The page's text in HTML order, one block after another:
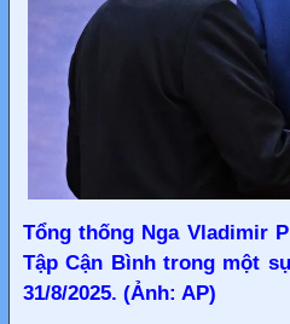
Tổng thống Nga Vladimir
Tập Cận Bình trong một
31/8/2025. (Ảnh: AP)